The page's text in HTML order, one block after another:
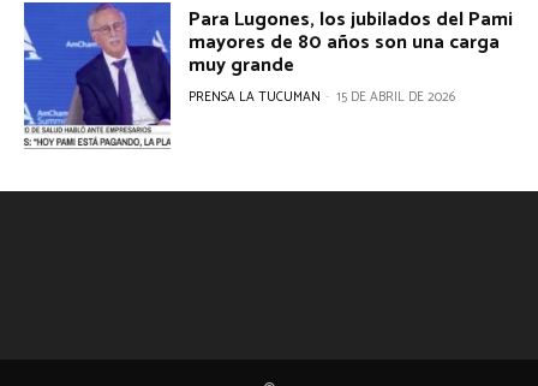
Para Lugones, los jubilados del Pami
mayores de 80 años son una carga
muy grande
PRENSA LA TUCUMAN - 15 DE ABRIL DE 2026